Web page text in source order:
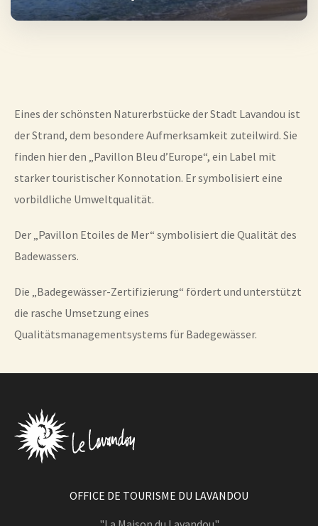
Eines der schönsten Naturerbstücke der Stadt Lavandou ist
der Strand, dem besondere Aufmerksamkeit zuteilwird. Sie
finden hier den „Pavillon Bleu d’Europe“, ein Label mit
starker touristischer Konnotation. Er symbolisiert eine
vorbildliche Umweltqualität.
Der „Pavillon Etoiles de Mer“ symbolisiert die Qualität des
Badewassers.
Die „Badegewässer-Zertifizierung“ fördert und unterstützt
die rasche Umsetzung eines
Qualitätsmanagementsystems für Badegewässer.
OFFICE DE TOURISME DU LAVANDOU